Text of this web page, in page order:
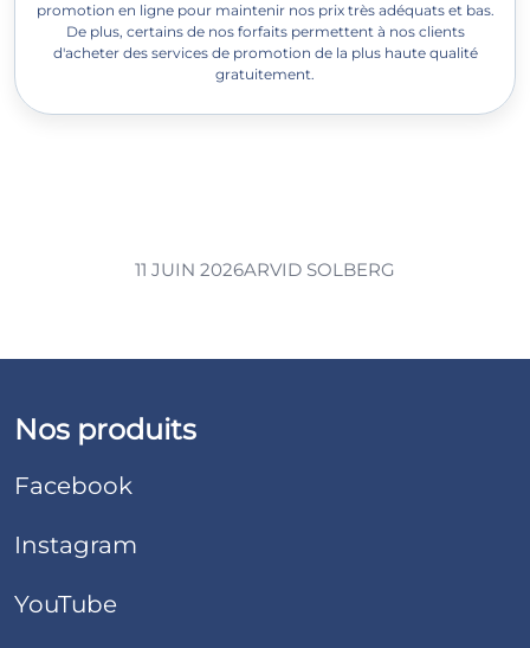
promotion en ligne pour maintenir nos prix très adéquats et bas.
De plus, certains de nos forfaits permettent à nos clients
d'acheter des services de promotion de la plus haute qualité
gratuitement.
11 JUIN 2026ARVID SOLBERG
Nos produits
Facebook
Instagram
YouTube